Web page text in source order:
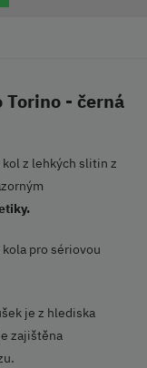
- černá
z lehkých slitin z
pro sériovou
je z hlediska
zajištěna